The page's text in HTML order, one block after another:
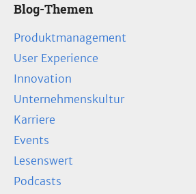
Blog-Themen
Produktmanagement
User Experience
Innovation
Unternehmenskultur
Karriere
Events
Lesenswert
Podcasts